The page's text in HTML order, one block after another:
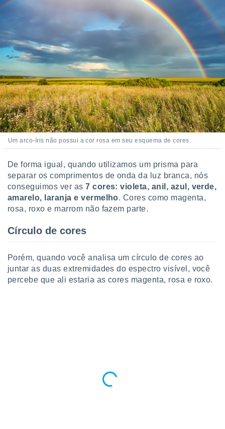
Um arco-íris não possui a cor rosa em seu esquema de cores.
De forma igual, quando utilizamos um prisma para
separar os comprimentos de onda da luz branca, nós
conseguimos ver as7 cores: violeta, anil, azul, verde,
amarelo, laranja e vermelho. Cores como magenta,
rosa, roxo e marrom não fazem parte.
Círculo de cores
Porém, quando você analisa um círculo de cores ao
juntar as duas extremidades do espectro visível, você
percebe que ali estaria as cores magenta, rosa e roxo.